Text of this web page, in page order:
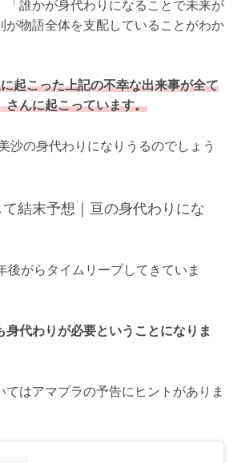
「誰かが身代わりになることで未来が
が物語全体を支配していることがわか
起こった上記の不幸な出来事が全て
さんに起こっています。
沙の身代わりになりうるのでしょう
結末予想｜亘の身代わりにな
後がらタイムリープしてきていま
身代わりが必要ということになりま
てはアマプラの予告にヒントがありま